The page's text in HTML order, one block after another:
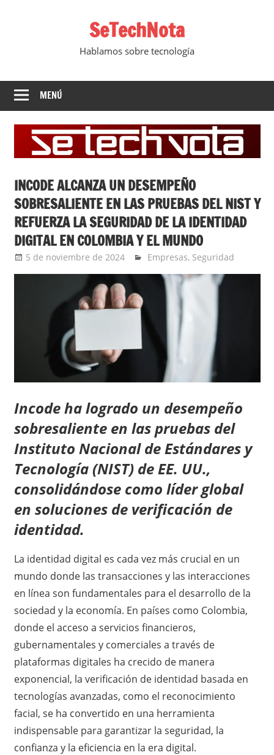
SeTechNota
Hablamos sobre tecnología
MENÚ
INCODE ALCANZA UN DESEMPEÑO
SOBRESALIENTE EN LAS PRUEBAS DEL NIST Y
REFUERZA LA SEGURIDAD DE LA IDENTIDAD
DIGITAL EN COLOMBIA Y EL MUNDO
5 de noviembre de 2024 Ernesto Herrera
Empresas, Seguridad
Incode ha logrado un desempeño
sobresaliente en las pruebas del
Instituto Nacional de Estándares y
Tecnología (NIST) de EE. UU.,
consolidándose como líder global
en soluciones de verificación de
identidad.
La identidad digital es cada vez más crucial en un
mundo donde las transacciones y las interacciones
en línea son fundamentales para el desarrollo de la
sociedad y la economía. En países como Colombia,
donde el acceso a servicios financieros,
gubernamentales y comerciales a través de
plataformas digitales ha crecido de manera
exponencial, la verificación de identidad basada en
tecnologías avanzadas, como el reconocimiento
facial, se ha convertido en una herramienta
indispensable para garantizar la seguridad, la
confianza y la eficiencia en la era digital.